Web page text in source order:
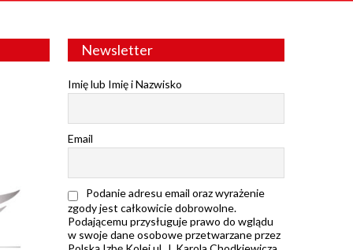
Newsletter
Imię lub Imię i Nazwisko
Email
Podanie adresu email oraz wyrażenie
zgody jest całkowicie dobrowolne.
Podającemu przysługuje prawo do wglądu
w swoje dane osobowe przetwarzane przez